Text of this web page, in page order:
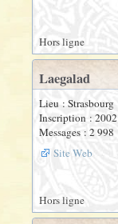
Hors ligne
Laegalad
Lieu : Strasbourg
Inscription : 2002
Messages : 2 998
Site Web
Hors ligne